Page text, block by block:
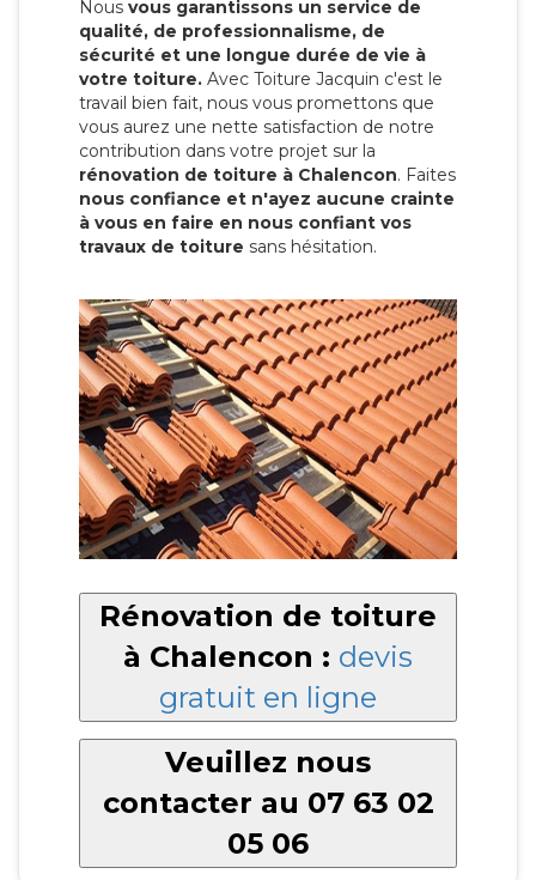
Nous vous garantissons un service de
qualité, de professionnalisme, de
sécurité et une longue durée de vie à
votre toiture. Avec Toiture Jacquin c'est le
travail bien fait, nous vous promettons que
vous aurez une nette satisfaction de notre
contribution dans votre projet sur la
rénovation de toiture à Chalencon. Faites
nous confiance et n'ayez aucune crainte
à vous en faire en nous confiant vos
travaux de toiture sans hésitation.
Rénovation de toiture
à Chalencon : devis
gratuit en ligne
Veuillez nous
contacter au 07 63 02
05 06